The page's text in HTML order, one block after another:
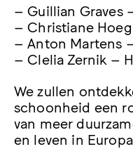
– Guillian Graves
– Christiane
– Anton Martens
– Clelia Zernik –
We zullen
schoonheid een
van meer
en leven in